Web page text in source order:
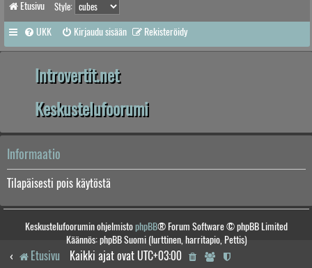
Etusivu Style:
UKK Kirjaudu sisään Rekisteröidy
Introvertit.net
Keskustelufoorumi
Informaatio
Tilapäisesti pois käytöstä
Keskustelufoorumin ohjelmistophpBB® Forum Software © phpBB Limited
Käännös: phpBB Suomi (lurttinen, harritapio, Pettis)
Etusivu Kaikki ajat ovat UTC+03:00